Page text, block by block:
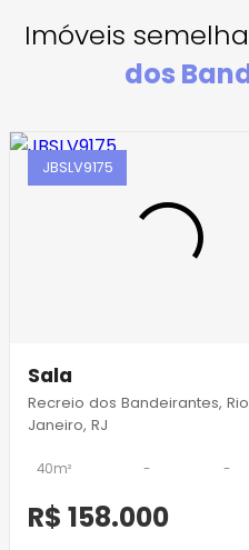
Imóveis
dos
JBSLV9175
Sala
Recreio dos Bandeirantes,
Janeiro, RJ
40m² - -
R$ 158.000